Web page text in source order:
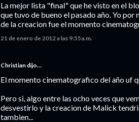
La mejor lista "final" que he visto en el
que tuvo de bueno el pasado año. Yo
de la creacion fue el momento
21 de enero de 2012 a las 9:55 a.m.
Christian dijo…
El momento cinematografico del año uf
Pero si, algo entre las ocho veces que
desvestirlo y la creacion de Malick
tambien...